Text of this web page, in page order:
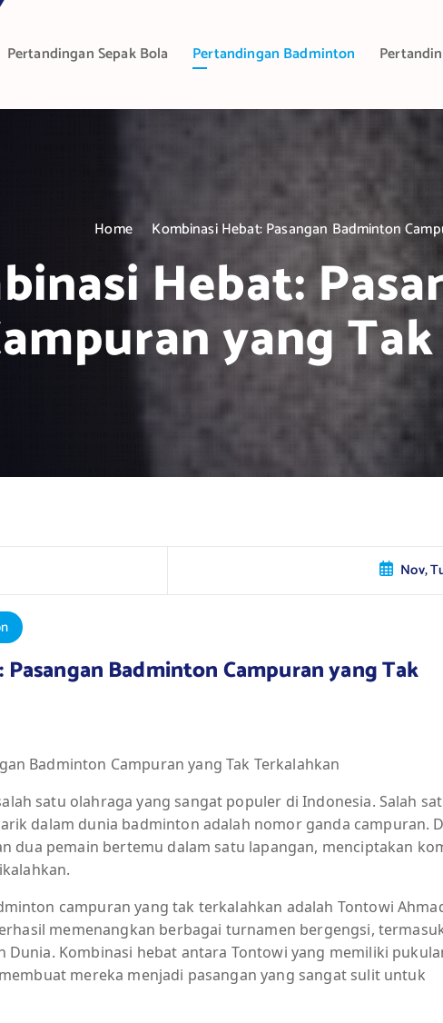
Pertandingan Sepak Bola Pertandingan Badminton
Home Kombinasi Hebat: Pasangan Badminton
Hebat:
yang
Nov,
Badminton Campuran yang Tak
Badminton Campuran yang Tak Terkalahkan
satu olahraga yang sangat populer di Indonesia. Salah
dalam dunia badminton adalah nomor ganda campuran.
dua pemain bertemu dalam satu lapangan, menciptakan
campuran yang tak terkalahkan adalah Tontowi
memenangkan berbagai turnamen bergengsi,
Dunia. Kombinasi hebat antara Tontowi yang memiliki
mereka menjadi pasangan yang sangat sulit untuk